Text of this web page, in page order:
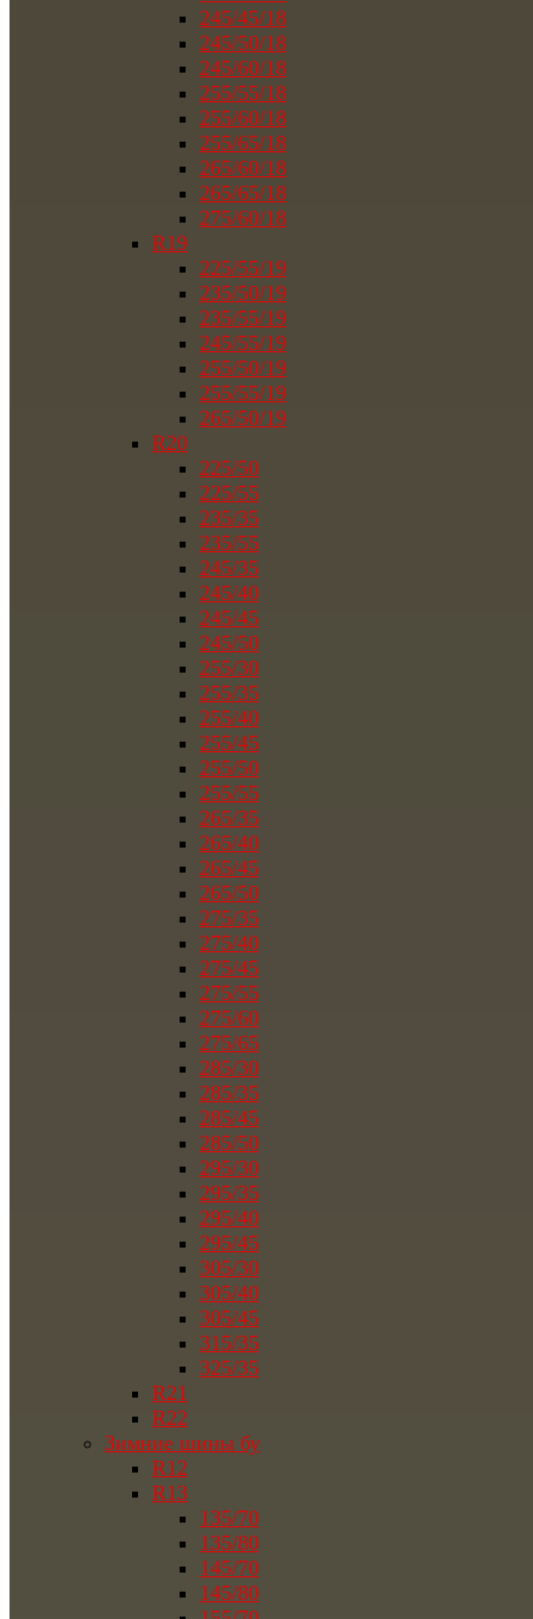
245/45/18
245/50/18
245/60/18
255/55/18
255/60/18
255/65/18
265/60/18
265/65/18
275/60/18
R19
225/55/19
235/50/19
235/55/19
245/55/19
255/50/19
255/55/19
265/50/19
R20
225/50
225/55
235/35
235/55
245/35
245/40
245/45
245/50
255/30
255/35
255/40
255/45
255/50
255/55
265/35
265/40
265/45
265/50
275/35
275/40
275/45
275/55
275/60
275/65
285/30
285/35
285/45
285/50
295/30
295/35
295/40
295/45
305/30
305/40
305/45
315/35
325/35
R21
R22
Зимние шины бу
R12
R13
135/70
135/80
145/70
145/80